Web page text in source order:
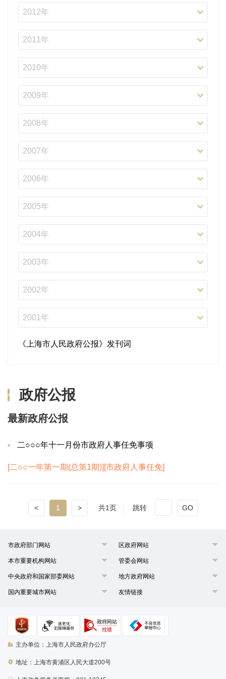
《上海市人民政府公报》发刊词
政府公报
最新政府公报
二○○○年十一月份市政府人事任免事项
[二○○一年第一期(总第1期)][市政府人事任免]
< 1 > 共1页 跳转 GO
市政府部门网站 区政府网站
本市重要机构网站 管委会网站
中央政府和国家部委网站 地方政府网站
国内重要城市网站 友情链接
主办单位：上海市人民政府办公厅
地址：上海市黄浦区人民大道200号